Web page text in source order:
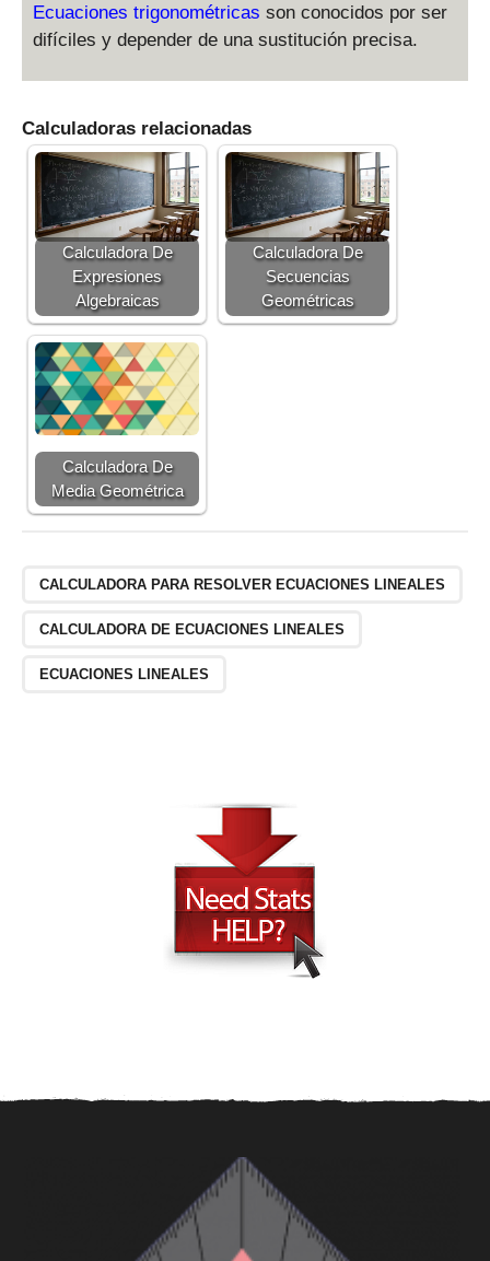
Ecuaciones trigonométricas son conocidos por ser
difíciles y depender de una sustitución precisa.
Calculadoras relacionadas
Calculadora De
Expresiones
Algebraicas
Calculadora De
Secuencias
Geométricas
Calculadora De
Media Geométrica
CALCULADORA PARA RESOLVER ECUACIONES LINEALES
CALCULADORA DE ECUACIONES LINEALES
ECUACIONES LINEALES